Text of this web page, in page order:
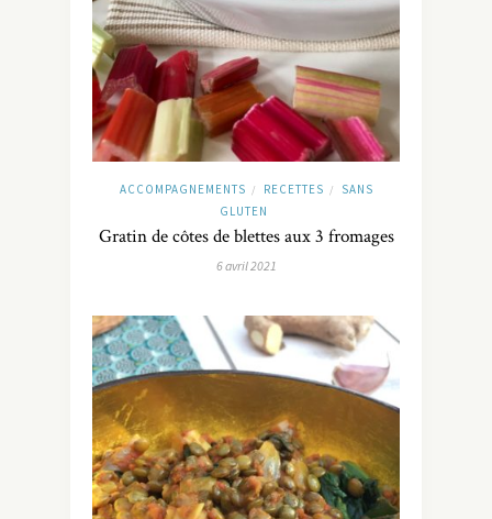
ACCOMPAGNEMENTS / RECETTES /
SANS
GLUTEN
Gratin de côtes de blettes aux 3 fromages
6 avril 2021